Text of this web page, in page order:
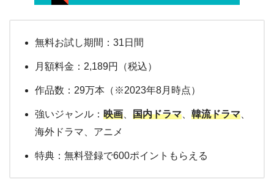
無料お試し期間：31日間
月額料金：2,189円（税込）
作品数：29万本（※2023年8月時点）
強いジャンル： 映画 国内ドラマ 韓流ドラマ
海外ドラマ、アニメ
特典：無料登録で600ポイントもらえる